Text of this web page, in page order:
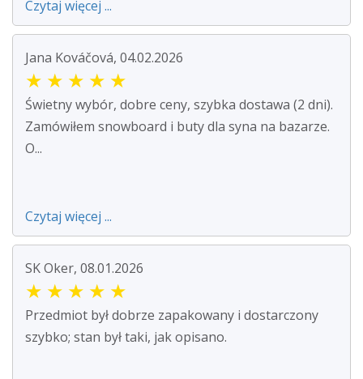
Czytaj więcej ...
Jana Kováčová, 04.02.2026
★ ★ ★ ★ ★
Świetny wybór, dobre ceny, szybka dostawa (2 dni).
Zamówiłem snowboard i buty dla syna na bazarze.
O...
Czytaj więcej ...
SK Oker, 08.01.2026
★ ★ ★ ★ ★
Przedmiot był dobrze zapakowany i dostarczony
szybko; stan był taki, jak opisano.